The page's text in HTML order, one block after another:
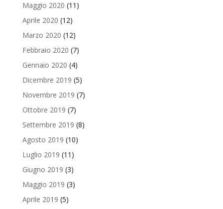
Maggio 2020 (11)
Aprile 2020 (12)
Marzo 2020 (12)
Febbraio 2020 (7)
Gennaio 2020 (4)
Dicembre 2019 (5)
Novembre 2019 (7)
Ottobre 2019 (7)
Settembre 2019 (8)
Agosto 2019 (10)
Luglio 2019 (11)
Giugno 2019 (3)
Maggio 2019 (3)
Aprile 2019 (5)